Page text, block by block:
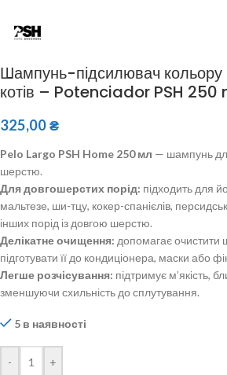
Шампунь-підсилювач кольору
котів – Potenciador PSH 250
325,00₴
Pelo Largo PSH Home 250 мл — шампунь
шерстю.
Для довгошерстих порід: підходить для
мальтезе, ши-тцу, кокер-спанієлів,
інших порід із довгою шерстю.
Делікатне очищення: допомагає очистити
підготувати її до кондиціонера, маски або
Легше розчісування: підтримує м’якість,
зменшуючи схильність до сплутування.
5 в наявності
- +